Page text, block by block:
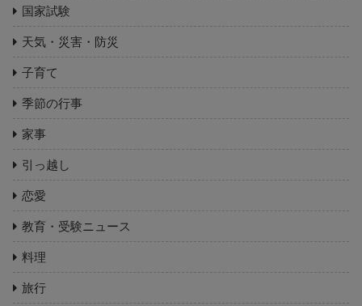
国家試験
天気・災害・防災
子育て
季節の行事
家事
引っ越し
恋愛
教育・受験ニュース
料理
旅行